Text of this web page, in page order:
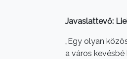
Javaslattevő:
„Egy olyan
a város